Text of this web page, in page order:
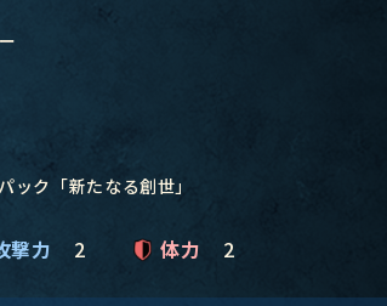
ック「新たなる創世」
撃力 2 体力 2